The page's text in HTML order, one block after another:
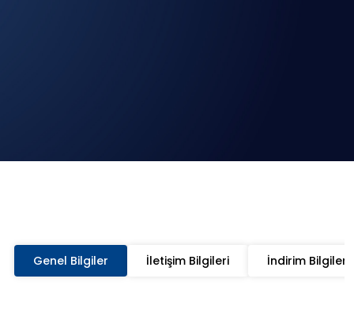
Genel Bilgiler İletişim Bilgileri İndirim Bilgileri